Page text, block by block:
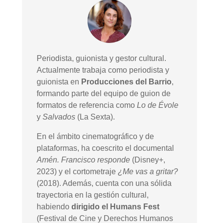
Periodista, guionista y gestor cultural.
Actualmente trabaja como periodista y
guionista en Producciones del Barrio,
formando parte del equipo de guion de
formatos de referencia como Lo de Évole
y Salvados(La Sexta).
En el ámbito cinematográfico y de
plataformas, ha coescrito el documental
Amén. Francisco responde(Disney+,
2023) y el cortometraje ¿Me vas a gritar?
(2018). Además, cuenta con una sólida
trayectoria en la gestión cultural,
habiendo dirigido el Humans Fest
(Festival de Cine y Derechos Humanos